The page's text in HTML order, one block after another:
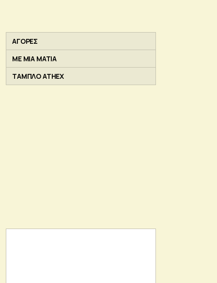
ΑΓΟΡΕΣ
ΜΕ ΜΙΑ ΜΑΤΙΑ
ΤΑΜΠΛΟ ATHEX